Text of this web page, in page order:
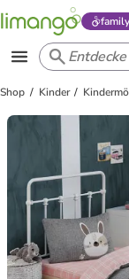
family
Shop Kinder